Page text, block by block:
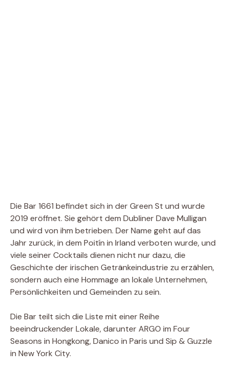
Die Bar 1661 befindet sich in der Green St und wurde
2019 eröffnet. Sie gehört dem Dubliner Dave Mulligan
und wird von ihm betrieben. Der Name geht auf das
Jahr zurück, in dem Poitín in Irland verboten wurde, und
viele seiner Cocktails dienen nicht nur dazu, die
Geschichte der irischen Getränkeindustrie zu erzählen,
sondern auch eine Hommage an lokale Unternehmen,
Persönlichkeiten und Gemeinden zu sein.
Die Bar teilt sich die Liste mit einer Reihe
beeindruckender Lokale, darunter ARGO im Four
Seasons in Hongkong, Danico in Paris und Sip & Guzzle
in New York City.